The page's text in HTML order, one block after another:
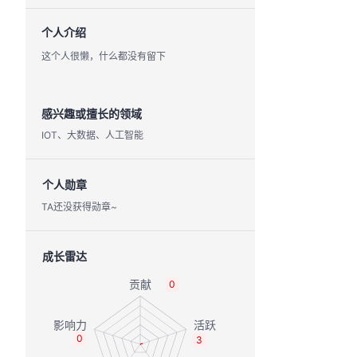
个人介绍
这个人很懒，什么都没有留下
感兴趣或擅长的领域
IOT、大数据、人工智能
个人勋章
TA还没获得勋章~
成长雷达
0
3
0